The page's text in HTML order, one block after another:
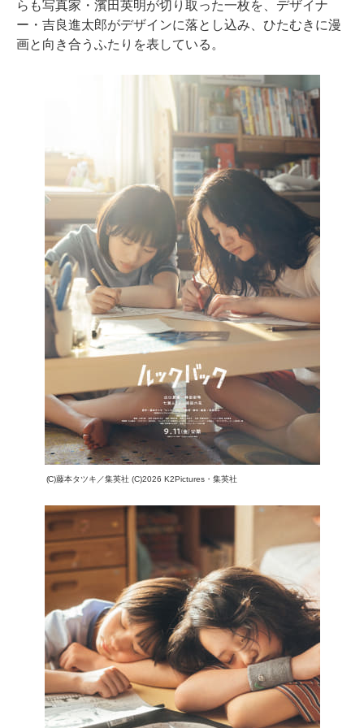
らも写真家・濱田英明が切り取った一枚を、デザイナ
ー・吉良進太郎がデザインに落とし込み、ひたむきに漫
画と向き合うふたりを表している。
(C)藤本タツキ／集英社 (C)2026 K2Pictures・集英社